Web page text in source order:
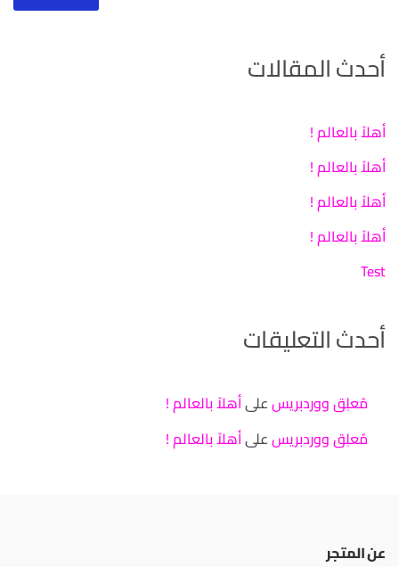
أحدث المقالات
أهلاً بالعالم !
أهلاً بالعالم !
أهلاً بالعالم !
أهلاً بالعالم !
Test
أحدث التعليقات
مُعلِق ووردبريسعلىأهلاً بالعالم !
مُعلِق ووردبريسعلىأهلاً بالعالم !
عن المتجر